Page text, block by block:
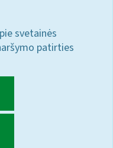
svetainės
patirties